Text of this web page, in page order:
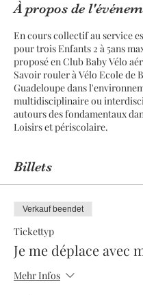
À propos de
En cours collectif au service
pour trois Enfants 2 à 5ans
proposé en Club Baby Vélo
Savoir rouler à Vélo Ecole de
Guadeloupe dans
multidisciplinaire ou
autours des fondamentaux
Loisirs et périscolaire.
Billets
Verkauf beendet
Tickettyp
Je me déplace avec
Mehr Infos